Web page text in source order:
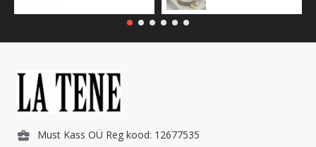
Must Kass OÜ Reg kood: 12677535